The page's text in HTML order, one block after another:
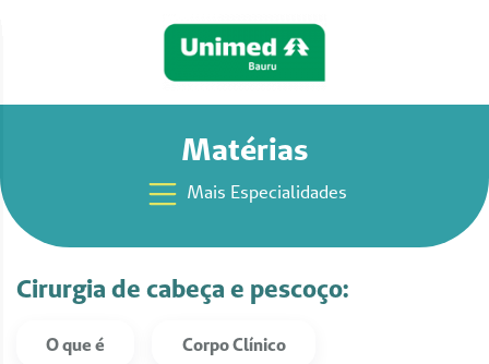
Matérias
Mais Especialidades
Cirurgia de cabeça e pescoço:
O que é Corpo Clínico